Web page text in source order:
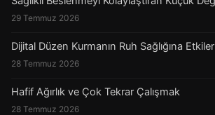
29 Temmuz 2026
Dijital Düzen Kurmanın Ruh Sağlığına
28 Temmuz 2026
Hafif Ağırlık ve Çok Tekrar Çalışmak
28 Temmuz 2026